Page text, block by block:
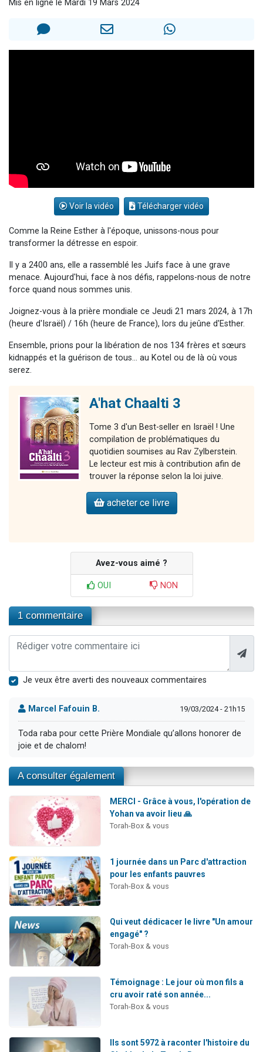
Eva vient de donner son Maasser
Mis en ligne le Mardi 19 Mars 2024
Voir la vidéo Télécharger vidéo
Comme la Reine Esther à l'époque, unissons-nous pour
transformer la détresse en espoir.
Il y a 2400 ans, elle a rassemblé les Juifs face à une grave
menace. Aujourd'hui, face à nos défis, rappelons-nous de notre
force quand nous sommes unis.
Joignez-vous à la prière mondiale ce Jeudi 21 mars 2024, à 17h
(heure d'Israël) / 16h (heure de France), lors du jeûne d'Esther.
Ensemble, prions pour la libération de nos 134 frères et sœurs
kidnappés et la guérison de tous... au Kotel ou de là où vous
serez.
A'hat Chaalti 3
Tome 3 d'un Best-seller en Israël ! Une
compilation de problématiques du
quotidien soumises au Rav Zylberstein.
Le lecteur est mis à contribution afin de
trouver la réponse selon la loi juive.
acheter ce livre
Avez-vous aimé ?
OUI NON
1 commentaire
Je veux être averti des nouveaux commentaires
Marcel Fafouin B. 19/03/2024 - 21h15
Toda raba pour cette Prière Mondiale qu’allons honorer de
joie et de chalom!
A consulter également
MERCI - Grâce à vous, l'opération de
Yohan va avoir lieu 🙏
Torah-Box & vous
1 journée dans un Parc d'attraction
pour les enfants pauvres
Torah-Box & vous
Qui veut dédicacer le livre "Un amour
engagé" ?
Torah-Box & vous
Témoignage : Le jour où mon fils a
cru avoir raté son année...
Torah-Box & vous
Ils sont 5972 à raconter l'histoire du